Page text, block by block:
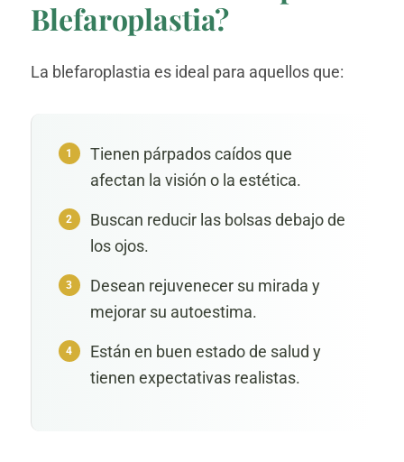
Blefaroplastia?
La blefaroplastia es ideal para aquellos que:
Tienen párpados caídos que
afectan la visión o la estética.
Buscan reducir las bolsas debajo de
los ojos.
Desean rejuvenecer su mirada y
mejorar su autoestima.
Están en buen estado de salud y
tienen expectativas realistas.